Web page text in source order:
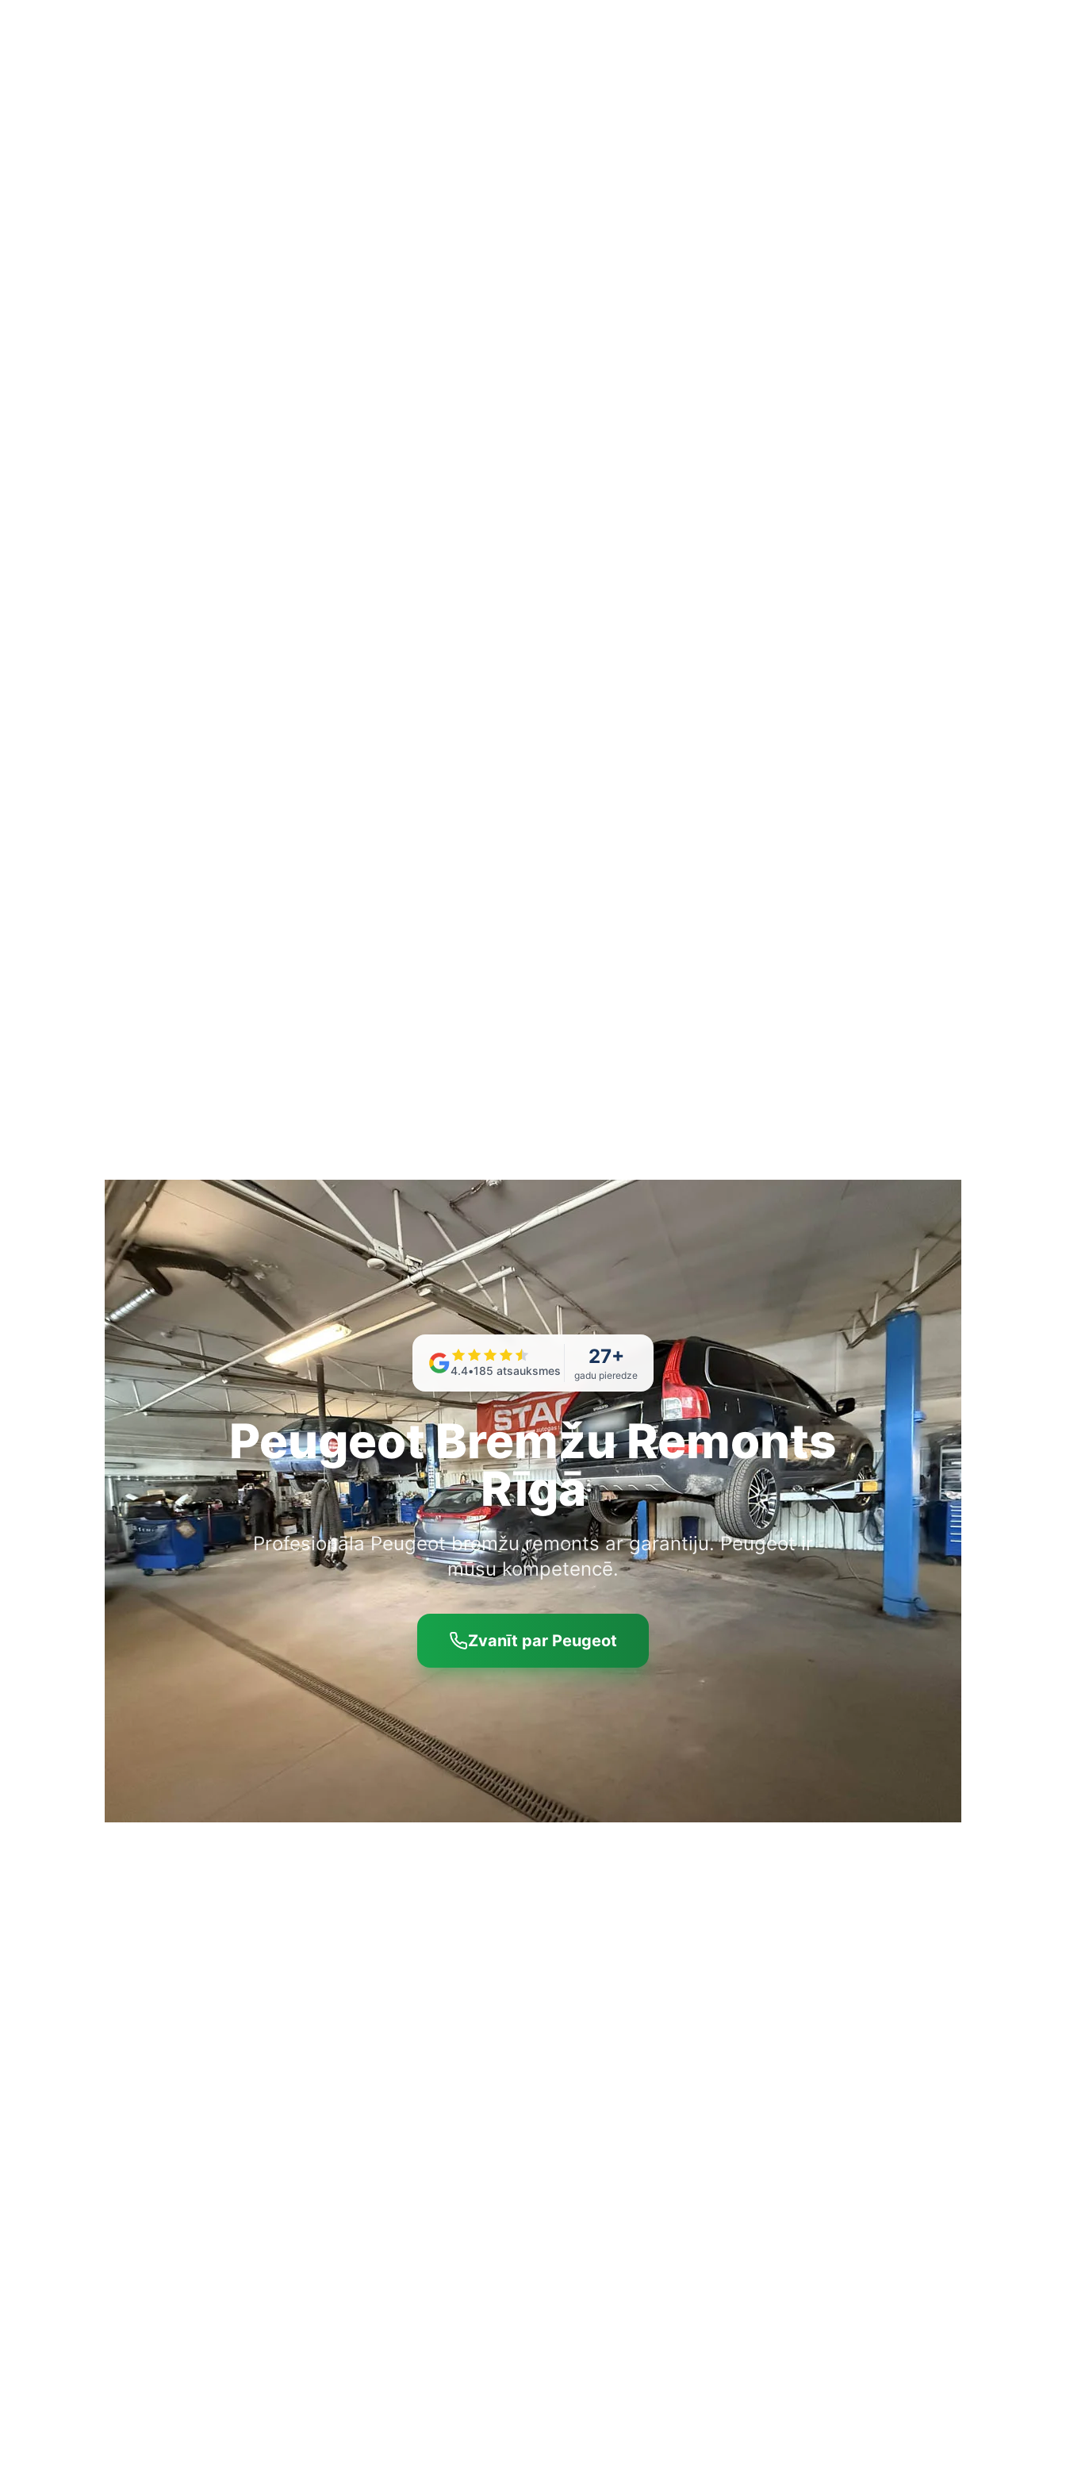
4.4•185 atsauksmes
27+
gadu pieredze
Peugeot Bremžu Remonts
Rīgā
Profesionāla Peugeot bremžu remonts ar garantiju. Peugeot ir
mūsu kompetencē.
Zvanīt par Peugeot